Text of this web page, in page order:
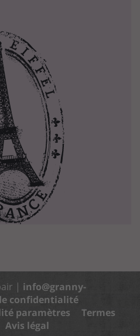
| info@granny-
confidentialité
paramètres
Termes
Avis légal